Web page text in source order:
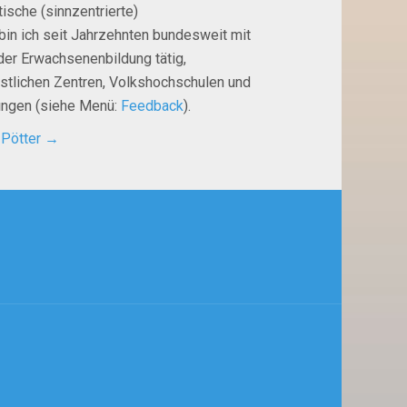
(sinnzentrierte)
ich seit Jahrzehnten bundesweit mit
Erwachsenenbildung tätig,
Zentren, Volkshochschulen und
(siehe Menü: Feedback).
→